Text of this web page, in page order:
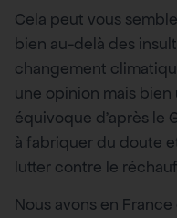
Cela peut vous
bien au-delà des
changement
une opinion mais
équivoque d’après le
à fabriquer du doute
lutter contre le
Nous avons en